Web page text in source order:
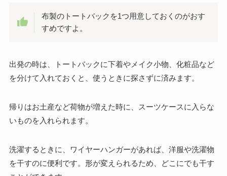
布製のトートバックを1つ用意しておくのがおす
すめですよ。
出発の時は、トートバックに下着やメイク小物、化粧品など
を分けて入れておくと、使うときに探さずに済みます。
帰りはお土産など荷物が増えた時に、スーツケースに入らな
いものを入れられます。
洗濯するときに、ワイヤーハンガーがあれば、洋服や洗濯物
を干すのに便利です。形が変えられるため、どこにでも干す